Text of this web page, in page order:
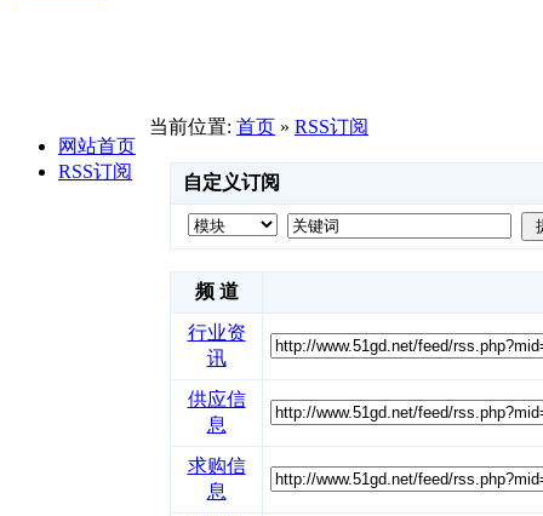
网站首页
RSS订阅
当前位置: 首页 » RSS订阅
自定义订阅
频 道
行业资
讯
供应信
息
求购信
息